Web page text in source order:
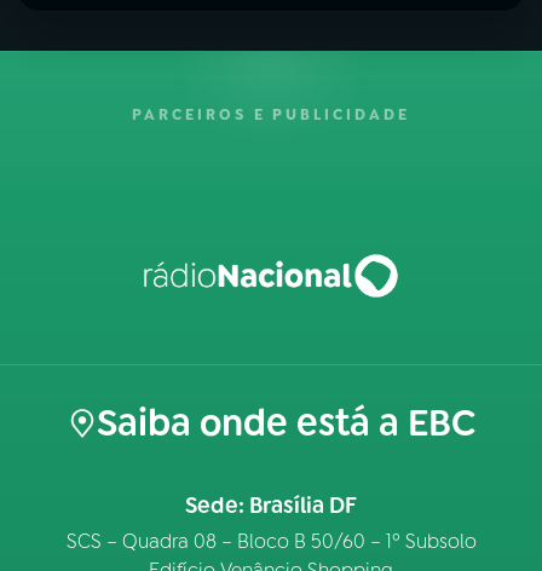
PARCEIROS E PUBLICIDADE
Saiba onde está a EBC
Sede: Brasília DF
SCS – Quadra 08 – Bloco B 50/60 – 1º Subsolo